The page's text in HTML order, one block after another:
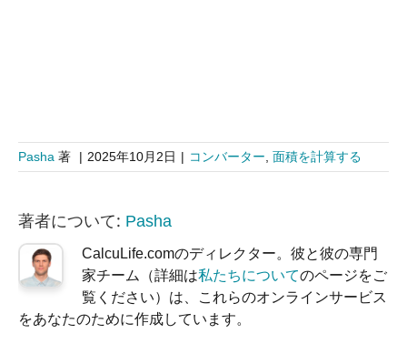
Pasha 著 | 2025年10月2日 | コンバーター 面積を計算する
著者について: Pasha
CalcuLife.comのディレクター。彼と彼の専門
家チーム（詳細は私たちについてのページをご
覧ください）は、これらのオンラインサービス
をあなたのために作成しています。